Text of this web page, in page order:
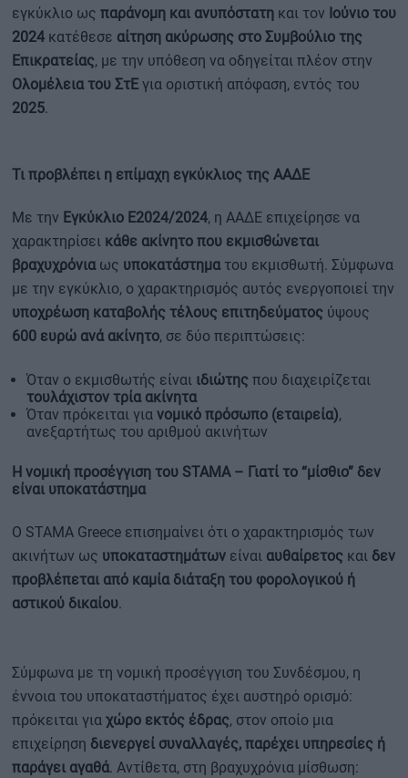
εγκύκλιο ως παράνομη και ανυπόστατη και τον Ιούνιο του
2024 κατέθεσε αίτηση ακύρωσης στο Συμβούλιο της
Επικρατείας, με την υπόθεση να οδηγείται πλέον στην
Ολομέλεια του ΣτΕ για οριστική απόφαση, εντός του
2025.
Τι προβλέπει η επίμαχη εγκύκλιος της ΑΑΔΕ
Με την Εγκύκλιο Ε2024/2024, η ΑΑΔΕ επιχείρησε να
χαρακτηρίσει κάθε ακίνητο που εκμισθώνεται
βραχυχρόνιαως υποκατάστηματου εκμισθωτή. Σύμφωνα
με την εγκύκλιο, ο χαρακτηρισμός αυτός ενεργοποιεί την
υποχρέωση καταβολής τέλους επιτηδεύματος ύψους
600 ευρώ ανά ακίνητο, σε δύο περιπτώσεις:
Όταν ο εκμισθωτής είναι ιδιώτης που διαχειρίζεται
τουλάχιστον τρία ακίνητα
Όταν πρόκειται για νομικό πρόσωπο (εταιρεία),
ανεξαρτήτως του αριθμού ακινήτων
Η νομική προσέγγιση του STAMA – Γιατί το “μίσθιο” δεν
είναι υποκατάστημα
Ο STAMA Greece επισημαίνει ότι ο χαρακτηρισμός των
ακινήτων ως υποκαταστημάτων είναι αυθαίρετος και δεν
προβλέπεται από καμία διάταξη του φορολογικού ή
αστικού δικαίου.
Σύμφωνα με τη νομική προσέγγιση του Συνδέσμου, η
έννοια του υποκαταστήματος έχει αυστηρό ορισμό:
πρόκειται για χώρο εκτός έδρας, στον οποίο μια
επιχείρηση διενεργεί συναλλαγές, παρέχει υπηρεσίες ή
παράγει αγαθά. Αντίθετα, στη βραχυχρόνια μίσθωση: